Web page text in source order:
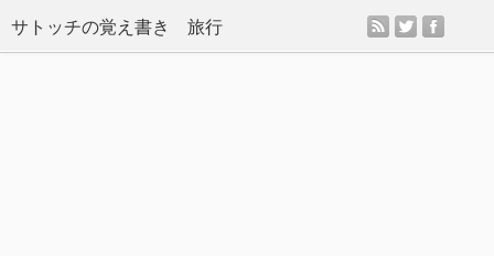
サトッチの覚え書き 旅行 rss twitter